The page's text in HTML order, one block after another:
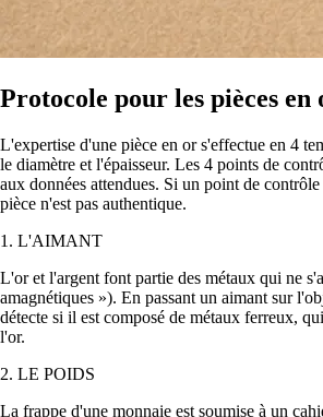
Protocole pour les pièces en
L'expertise d'une pièce en or s'effectue en 4
le diamètre et l'épaisseur. Les 4 points de
aux données attendues. Si un point de
pièce n'est pas authentique.
1. L'AIMANT
L'or et l'argent font partie des métaux qui ne
amagnétiques »). En passant un aimant sur
détecte si il est composé de métaux ferreux,
l'or.
2. LE POIDS
La frappe d'une monnaie est soumise à un